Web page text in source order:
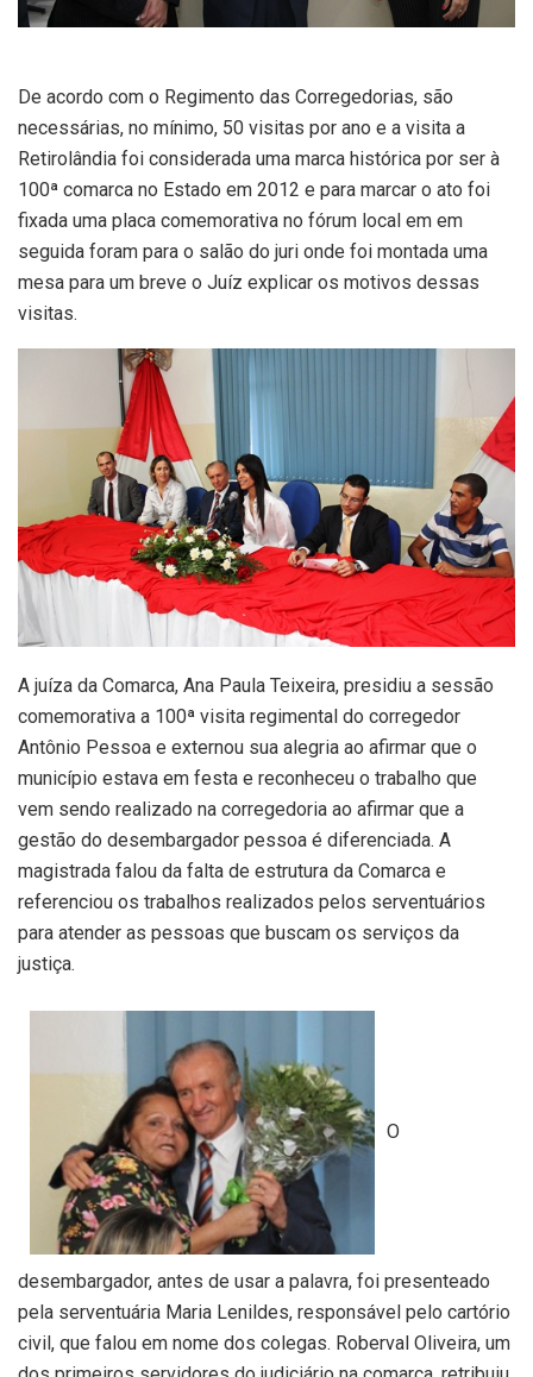
De acordo com o Regimento das Corregedorias, são
necessárias, no mínimo, 50 visitas por ano e a visita a
Retirolândia foi considerada uma marca histórica por ser à
100ª comarca no Estado em 2012 e para marcar o ato foi
fixada uma placa comemorativa no fórum local em em
seguida foram para o salão do juri onde foi montada uma
mesa para um breve o Juíz explicar os motivos dessas
visitas.
A juíza da Comarca, Ana Paula Teixeira, presidiu a sessão
comemorativa a 100ª visita regimental do corregedor
Antônio Pessoa e externou sua alegria ao afirmar que o
município estava em festa e reconheceu o trabalho que
vem sendo realizado na corregedoria ao afirmar que a
gestão do desembargador pessoa é diferenciada. A
magistrada falou da falta de estrutura da Comarca e
referenciou os trabalhos realizados pelos serventuários
para atender as pessoas que buscam os serviços da
justiça.
O
desembargador, antes de usar a palavra, foi presenteado
pela serventuária Maria Lenildes, responsável pelo cartório
civil, que falou em nome dos colegas. Roberval Oliveira, um